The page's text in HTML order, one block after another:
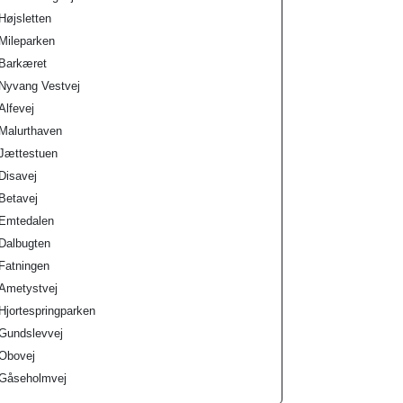
Højsletten
Mileparken
Barkæret
Nyvang Vestvej
Malurthaven
Disavej
Betavej
Emtedalen
Dalbugten
Fatningen
Hjortespringparken